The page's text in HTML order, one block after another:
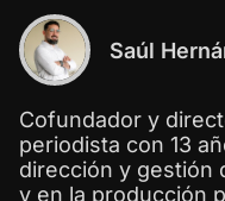
Saúl
Cofundador y
periodista con 13
dirección y gestión
y en la producción